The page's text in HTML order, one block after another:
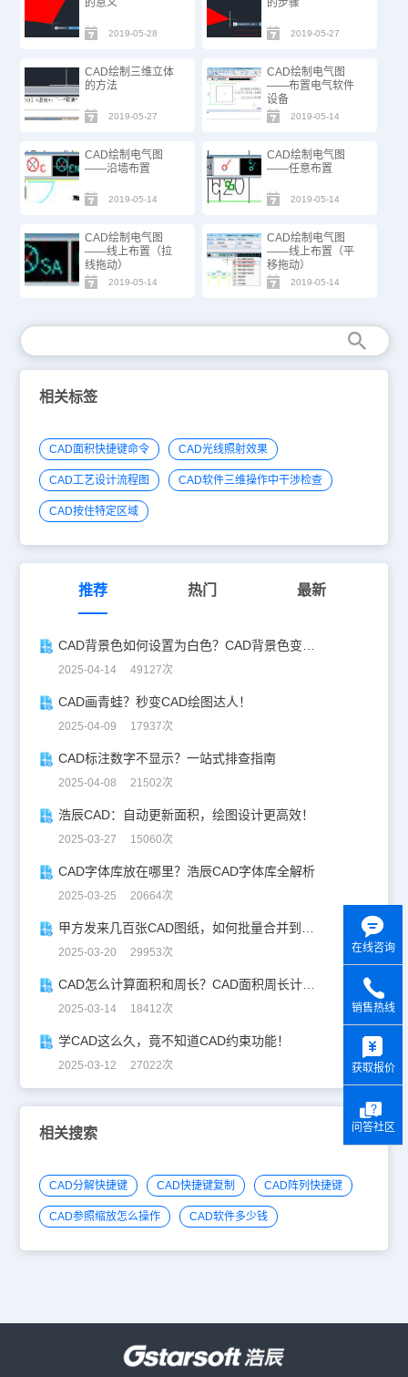
的意义
2019-05-28
的步骤
2019-05-27
CAD绘制三维立体
的方法
2019-05-27
CAD绘制电气图
——布置电气软件
设备
2019-05-14
CAD绘制电气图
——沿墙布置
2019-05-14
CAD绘制电气图
——任意布置
2019-05-14
CAD绘制电气图
——线上布置（拉
线拖动）
2019-05-14
CAD绘制电气图
——线上布置（平
移拖动）
2019-05-14
相关标签
CAD面积快捷键命令 CAD光线照射效果
CAD工艺设计流程图 CAD软件三维操作中干涉检查
CAD按住特定区域
推荐 热门 最新
CAD背景色如何设置为白色？CAD背景色变白实操指南
2025-04-14 49127次
CAD画青蛙？秒变CAD绘图达人！
2025-04-09 17937次
CAD标注数字不显示？一站式排查指南
2025-04-08 21502次
浩辰CAD：自动更新面积，绘图设计更高效！
2025-03-27 15060次
CAD字体库放在哪里？浩辰CAD字体库全解析
2025-03-25 20664次
甲方发来几百张CAD图纸，如何批量合并到一张设计图中？
2025-03-20 29953次
CAD怎么计算面积和周长？CAD面积周长计算全攻略
2025-03-14 18412次
学CAD这么久，竟不知道CAD约束功能！
2025-03-12 27022次
相关搜索
CAD分解快捷键 CAD快捷键复制 CAD阵列快捷键
CAD参照缩放怎么操作 CAD软件多少钱
在线咨询
销售热线
获取报价
问答社区